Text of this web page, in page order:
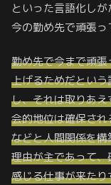
といった言語化し
今の勤め先で頑張っ
勤め先で今まで頑
上げるためだとい
し、それは取りあ
会的地位は確保さ
などと人間関係を
理由が主であって
感じる仕事が来た